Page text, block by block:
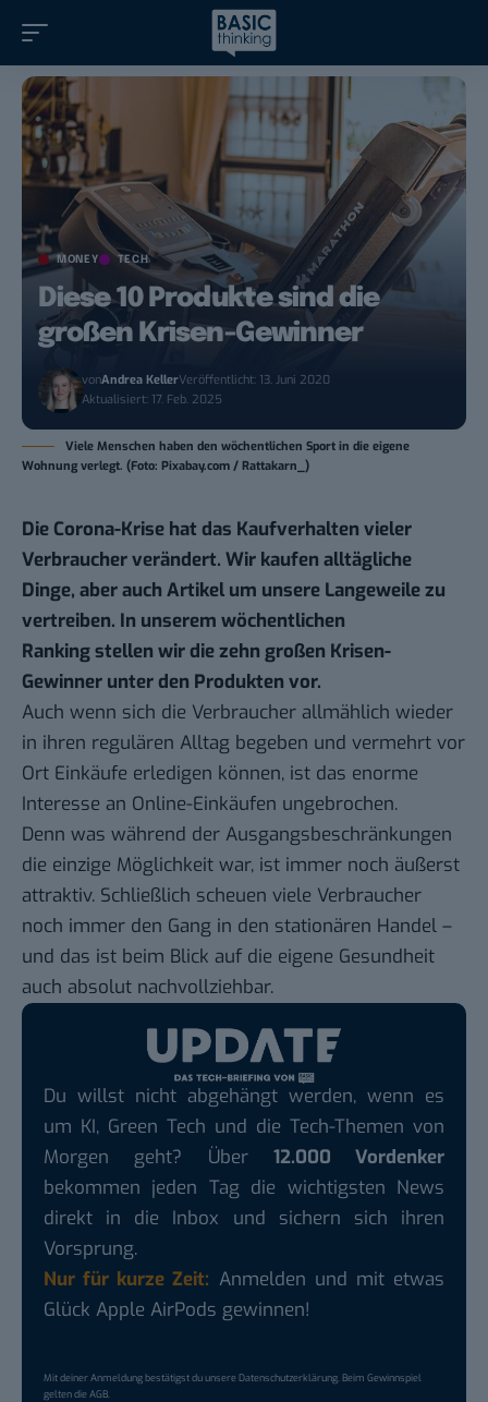
MONEY TECH
Diese 10 Produkte sind die
großen Krisen-Gewinner
vonAndrea KellerVeröffentlicht: 13. Juni 2020
Aktualisiert: 17. Feb. 2025
Viele Menschen haben den wöchentlichen Sport in die eigene
Wohnung verlegt. (Foto: Pixabay.com / Rattakarn_)
Die Corona-Krise hat das Kaufverhalten vieler
Verbraucher verändert. Wir kaufen alltägliche
Dinge, aber auch Artikel um unsere Langeweile zu
vertreiben. In unserem wöchentlichen
Rankingstellen wir die zehn großen Krisen-
Gewinner unter den Produkten vor.
Auch wenn sich die Verbraucher allmählich wieder
in ihren regulären Alltag begeben und vermehrt vor
Ort Einkäufe erledigen können, ist das enorme
Interesse an Online-Einkäufen ungebrochen.
Denn was während der Ausgangsbeschränkungen
die einzige Möglichkeit war, ist immer noch äußerst
attraktiv. Schließlich scheuen viele Verbraucher
noch immer den Gang in den stationären Handel –
und das ist beim Blick auf die eigene Gesundheit
auch absolut nachvollziehbar.
Du willst nicht abgehängt werden, wenn es
um KI, Green Tech und die Tech-Themen von
Morgen geht? Über 12.000 Vordenker
bekommen jeden Tag die wichtigsten News
direkt in die Inbox und sichern sich ihren
Vorsprung.
Nur für kurze Zeit: Anmelden und mit etwas
Glück Apple AirPods gewinnen!
Mit deiner Anmeldung bestätigst du unsereDatenschutzerklärung. Beim Gewinnspiel
gelten dieAGB.